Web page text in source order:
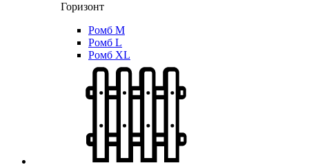
Горизонт
Ромб M
Ромб L
Ромб XL